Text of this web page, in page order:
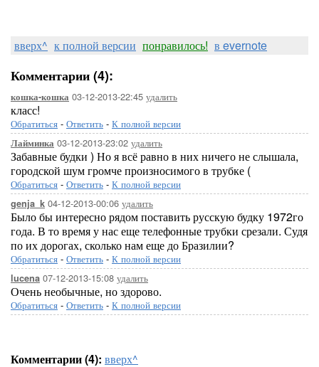
вверх^ к полной версии понравилось! в evernote
Комментарии (4):
кошка-кошка 03-12-2013-22:45 удалить
класс!
Обратиться - Ответить - К полной версии
Лайминка 03-12-2013-23:02 удалить
Забавные будки ) Но я всё равно в них ничего не слышала,
городской шум громче произносимого в трубке (
Обратиться - Ответить - К полной версии
genja_k 04-12-2013-00:06 удалить
Было бы интересно рядом поставить русскую будку 1972го
года. В то время у нас еще телефонные трубки срезали. Судя
по их дорогах, сколько нам еще до Бразилии?
Обратиться - Ответить - К полной версии
lucena 07-12-2013-15:08 удалить
Очень необычные, но здорово.
Обратиться - Ответить - К полной версии
Комментарии (4): вверх^